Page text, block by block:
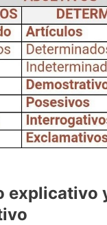
explicativo